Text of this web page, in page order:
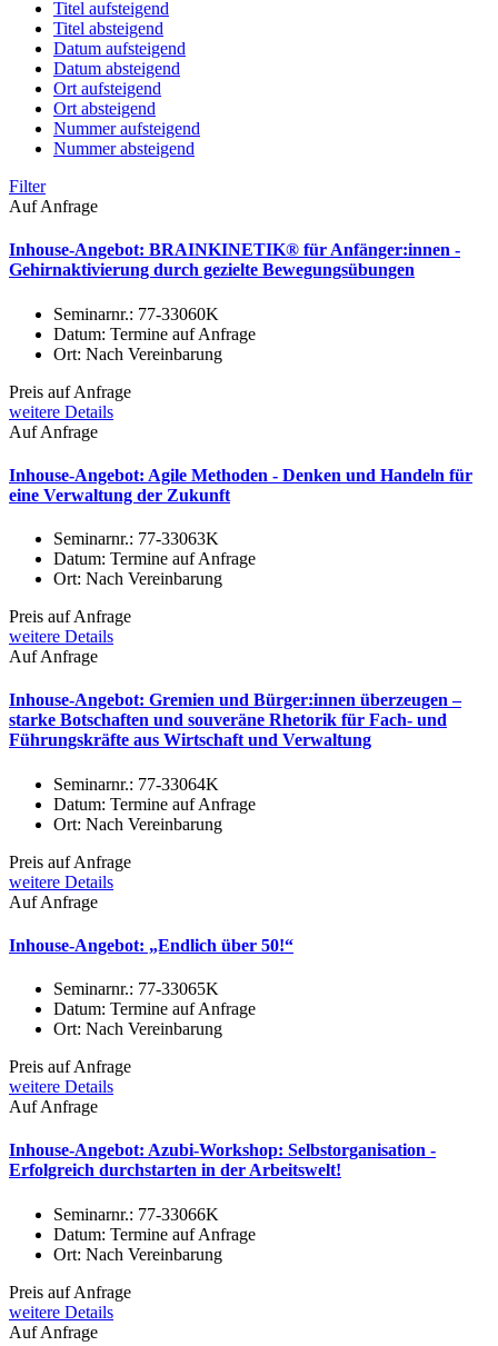
Titel aufsteigend
Titel absteigend
Datum aufsteigend
Datum absteigend
Ort aufsteigend
Ort absteigend
Nummer aufsteigend
Nummer absteigend
Filter
Auf Anfrage
Inhouse-Angebot: BRAINKINETIK® für Anfänger:innen -
Gehirnaktivierung durch gezielte Bewegungsübungen
Seminarnr.: 77-33060K
Datum: Termine auf Anfrage
Ort: Nach Vereinbarung
Preis auf Anfrage
weitere Details
Auf Anfrage
Inhouse-Angebot: Agile Methoden - Denken und Handeln für
eine Verwaltung der Zukunft
Seminarnr.: 77-33063K
Datum: Termine auf Anfrage
Ort: Nach Vereinbarung
Preis auf Anfrage
weitere Details
Auf Anfrage
Inhouse-Angebot: Gremien und Bürger:innen überzeugen –
starke Botschaften und souveräne Rhetorik für Fach- und
Führungskräfte aus Wirtschaft und Verwaltung
Seminarnr.: 77-33064K
Datum: Termine auf Anfrage
Ort: Nach Vereinbarung
Preis auf Anfrage
weitere Details
Auf Anfrage
Inhouse-Angebot: „Endlich über 50!“
Seminarnr.: 77-33065K
Datum: Termine auf Anfrage
Ort: Nach Vereinbarung
Preis auf Anfrage
weitere Details
Auf Anfrage
Inhouse-Angebot: Azubi-Workshop: Selbstorganisation -
Erfolgreich durchstarten in der Arbeitswelt!
Seminarnr.: 77-33066K
Datum: Termine auf Anfrage
Ort: Nach Vereinbarung
Preis auf Anfrage
weitere Details
Auf Anfrage